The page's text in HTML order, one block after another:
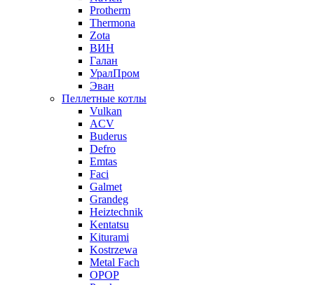
Protherm
Thermona
Zota
ВИН
Галан
УралПром
Эван
Пеллетные котлы
Vulkan
ACV
Buderus
Defro
Emtas
Faci
Galmet
Grandeg
Heiztechnik
Kentatsu
Kiturami
Kostrzewa
Metal Fach
OPOP